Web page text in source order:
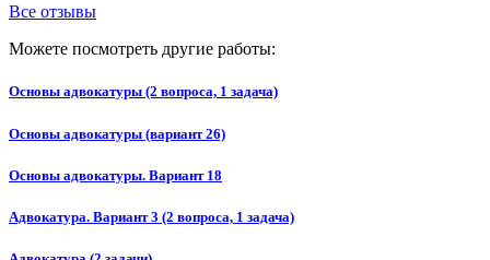
Все отзывы
Можете посмотреть другие работы:
Основы адвокатуры (2 вопроса, 1 задача)
Основы адвокатуры (вариант 26)
Основы адвокатуры. Вариант 18
Адвокатура. Вариант 3 (2 вопроса, 1 задача)